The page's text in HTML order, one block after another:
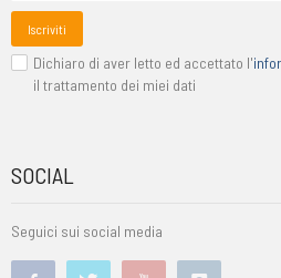
Iscriviti
Dichiaro di aver letto ed accettato l'
il trattamento dei miei dati
SOCIAL
Seguici sui social media